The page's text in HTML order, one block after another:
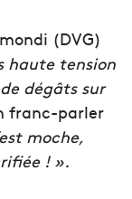
(DVG)
haute tension
dégâts sur
franc-parler
moche,
! ».